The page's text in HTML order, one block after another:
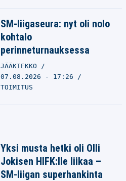
SM-liigaseura: nyt oli nolo
kohtalo
perinneturnauksessa
JÄÄKIEKKO
07.08.2026 - 17:26
TOIMITUS
Yksi musta hetki oli Olli
Jokisen HIFK:lle liikaa –
SM-liigan superhankinta